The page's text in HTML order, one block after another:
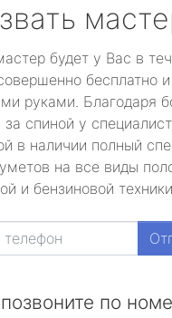
будет у Вас в
бесплатно
руками. Благодаря
за спиной у
в наличии полный
на все виды
и бензиновой
по